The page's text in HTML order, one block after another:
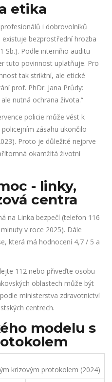
etika
i dobrovolníků
bezprostřední hrozba
Sb.). Podle interního auditu
tuto povinnost uplatňuje. Pro
tak striktní, ale etické
prof. PhDr. Jana Průdy:
nutná ochrana života.“
policie může vést k
zásahu ukončilo
Proto je důležité nejprve
okamžitá životní
- linky,
centra
na Linka bezpečí (telefon 116
v roce 2025). Dále
, která má hodnocení 4,7 / 5 a
112 nebo přiveďte osobu
oblastech může být
ministerstva zdravotnictví
centrech.
modelu s
krizovým protokolem (2024)